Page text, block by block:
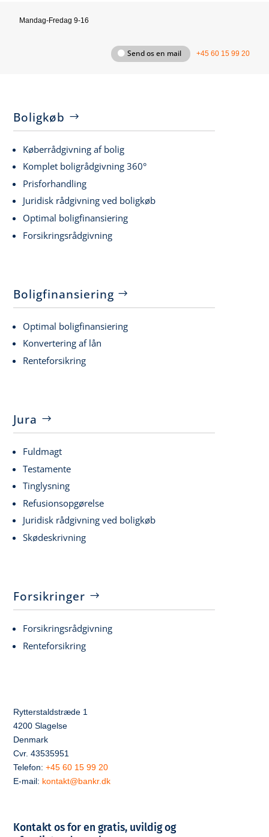
Mandag-Fredag 9-16
Send os en mail +45 60 15 99 20
Boligkøb
Køberrådgivning af bolig
Komplet boligrådgivning 360°
Prisforhandling
Juridisk rådgivning ved boligkøb
Optimal boligfinansiering
Forsikringsrådgivning
Boligfinansiering
Optimal boligfinansiering
Konvertering af lån
Renteforsikring
Jura
Fuldmagt
Testamente
Tinglysning
Refusionsopgørelse
Juridisk rådgivning ved boligkøb
Skødeskrivning
Forsikringer
Forsikringsrådgivning
Renteforsikring
Rytterstaldstræde 1
4200 Slagelse
Denmark
Cvr. 43535951
Telefon:+45 60 15 99 20
E-mail: kontakt@bankr.dk
Kontakt os for en gratis, uvildig og